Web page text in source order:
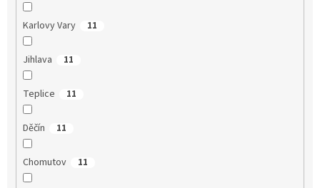
Karlovy Vary 11
Jihlava 11
Teplice 11
Děčín 11
Chomutov 11